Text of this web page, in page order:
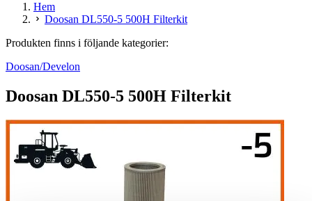
Hem
Doosan DL550-5 500H Filterkit
Produkten finns i följande kategorier:
Doosan/Develon
Doosan DL550-5 500H Filterkit